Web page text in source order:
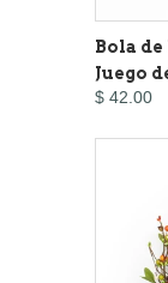
Bola de
Juego
$ 42.00